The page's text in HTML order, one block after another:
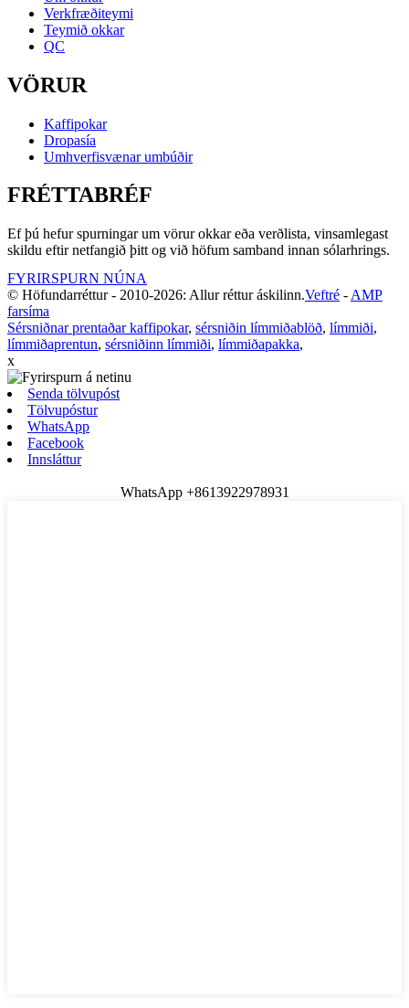
Verkfræðiteymi
Teymið okkar
QC
VÖRUR
Kaffipokar
Dropasía
Umhverfisvænar umbúðir
FRÉTTABRÉF
Ef þú hefur spurningar um vörur okkar eða verðlista, vinsamlegast
skildu eftir netfangið þitt og við höfum samband innan sólarhrings.
FYRIRSPURN NÚNA
© Höfundarréttur - 2010-2026: Allur réttur áskilinn.Veftré - AMP
farsíma
Sérsniðnar prentaðar kaffipokar, sérsniðin límmiðablöð, límmiði,
límmiðaprentun, sérsniðinn límmiði, límmiðapakka,
x
Senda tölvupóst
Tölvupóstur
WhatsApp
Facebook
Innsláttur
WhatsApp +8613922978931